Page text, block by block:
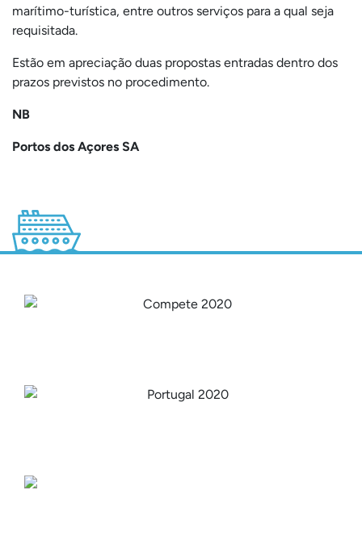
marítimo-turística, entre outros serviços para a qual seja
requisitada.
Estão em apreciação duas propostas entradas dentro dos
prazos previstos no procedimento.
NB
Portos dos Açores SA